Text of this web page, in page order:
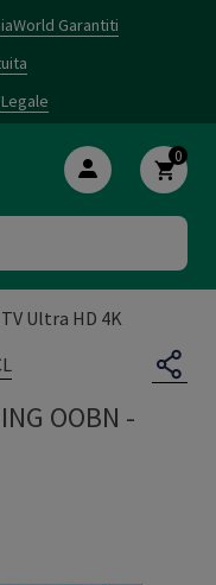
Garantiti
0
TV Ultra HD 4K
OOBN -